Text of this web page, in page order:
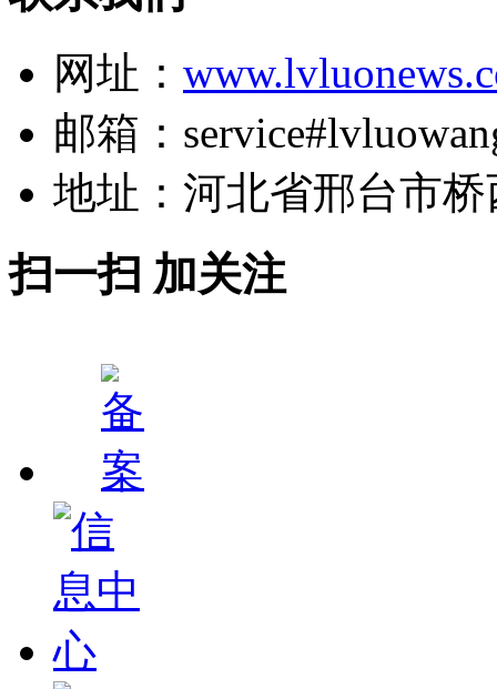
网址：
邮箱：
地址：河北省邢台市
扫一扫 加关注